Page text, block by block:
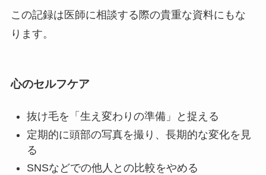
この記録は医師に相談する際の貴重な資料にもな
ります。
心のセルフケア
抜け毛を「生え変わりの準備」と捉える
定期的に頭部の写真を撮り、長期的な変化を見
る
SNSなどでの他人との比較をやめる